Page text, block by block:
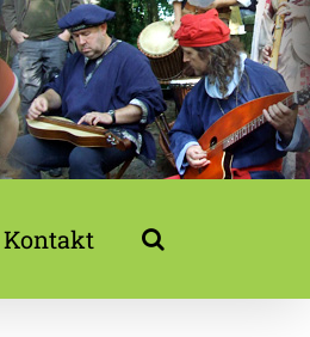
Kontakt